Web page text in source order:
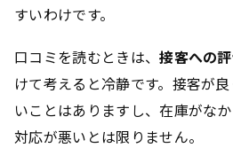
すいわけです。
口コミを読むときは、接客への
けて考えると冷静です。接客が
いことはありますし、在庫がな
対応が悪いとは限りません。